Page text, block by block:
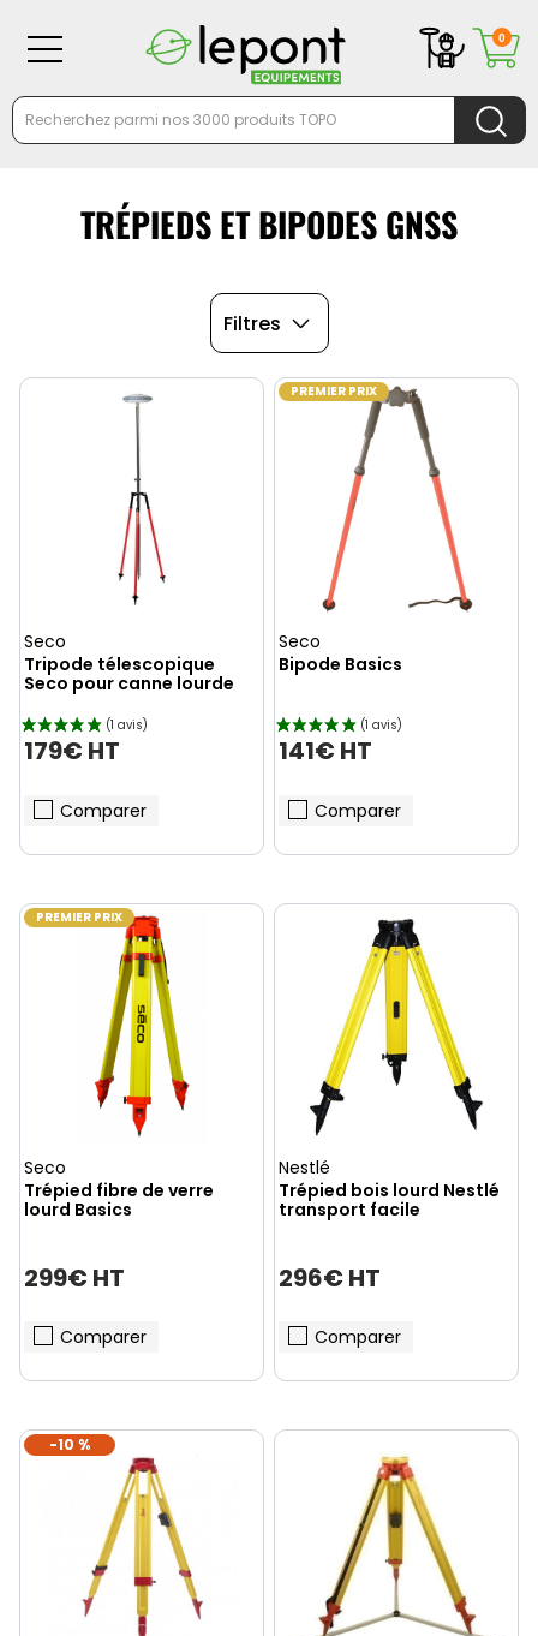
TRÉPIEDS ET BIPODES GNSS
Filtres
Seco
Tripode télescopique
Seco pour canne lourde
(1 avis)
179€ HT
Comparer
PREMIER PRIX
Seco
Bipode Basics
141€ HT
Comparer
PREMIER PRIX
Seco
Trépied fibre de verre
lourd Basics
299€ HT
Comparer
Nestlé
Trépied bois lourd Nestlé
transport facile
296€ HT
Comparer
-10 %
0